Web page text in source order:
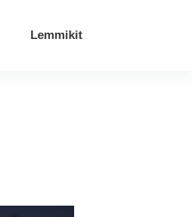
Lemmikit